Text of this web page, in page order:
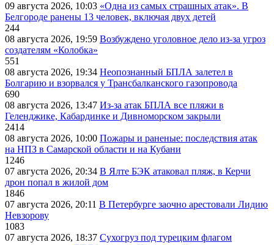
09 августа 2026, 10:03 «Одна из самых страшных атак». В
Белгороде ранены 13 человек, включая двух детей
244
08 августа 2026, 19:59 Возбуждено уголовное дело из-за угроз
создателям «Колобка»
551
08 августа 2026, 19:34 Неопознанный БПЛА залетел в
Болгарию и взорвался у Трансбалканского газопровода
690
08 августа 2026, 13:47 Из-за атак БПЛА все пляжи в
Геленджике, Кабардинке и Дивноморском закрыли
2414
08 августа 2026, 10:00 Пожары и раненые: последствия атак
на НПЗ в Самарской области и на Кубани
1246
07 августа 2026, 20:34 В Ялте БЭК атаковал пляж, в Керчи
дрон попал в жилой дом
1846
07 августа 2026, 20:11 В Петербурге заочно арестовали Лидию
Невзорову
1083
07 августа 2026, 18:37 Сухогруз под турецким флагом